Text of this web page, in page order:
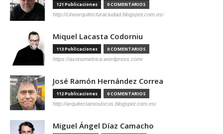
121 Publicaciones 0 COMENTARIOS
http://cinearquitecturaciudad.blogspot.com.es/
Miquel Lacasta Codorniu
113 Publicaciones 0 COMENTARIOS
https://axonometrica.wordpress.com/
José Ramón Hernández Correa
112 Publicaciones 0 COMENTARIOS
http://arquitectamoslocos.blogspot.com.es/
Miguel Ángel Díaz Camacho